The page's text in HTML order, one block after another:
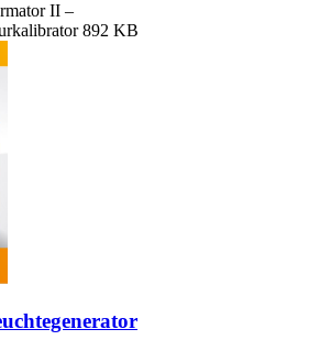
II –
892 KB